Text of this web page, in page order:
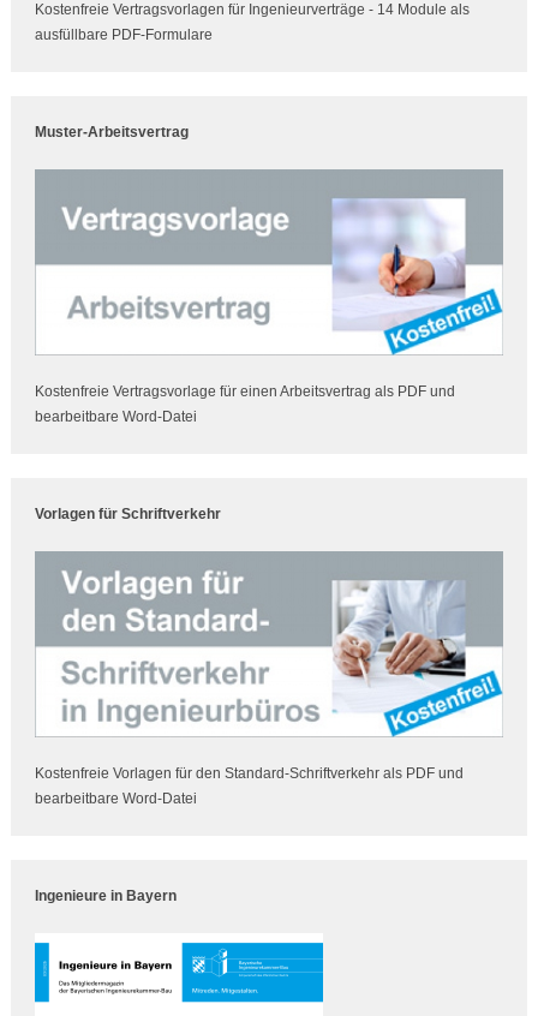
Kostenfreie Vertragsvorlagen für Ingenieurverträge - 14 Module als
ausfüllbare PDF-Formulare
Muster-Arbeitsvertrag
Kostenfreie Vertragsvorlage für einen Arbeitsvertrag als PDF und
bearbeitbare Word-Datei
Vorlagen für Schriftverkehr
Kostenfreie Vorlagen für den Standard-Schriftverkehr als PDF und
bearbeitbare Word-Datei
Ingenieure in Bayern